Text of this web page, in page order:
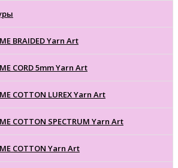
BRAIDED Yarn Art
CORD 5mm Yarn Art
COTTON LUREX Yarn Art
COTTON SPECTRUM Yarn Art
COTTON Yarn Art